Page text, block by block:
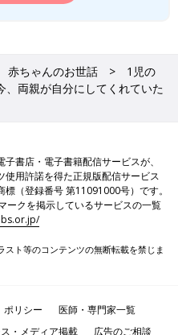
赤ちゃんのお世話
1児の
両親が自分にしてくれていた
書店・電子書籍配信サービスが、
使用許諾を得た正規版配信サービス
（登録番号 第11091000号）です。
ークを掲示しているサービスの一覧
ト等のコンテンツの無断転載を禁じま
ポリシー
医師・専門家一覧
・メディア掲載 広告のご相談